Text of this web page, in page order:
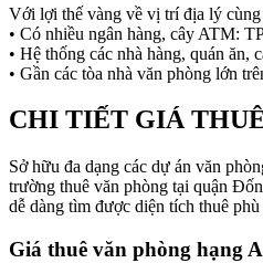
Với lợi thế vàng về vị trí địa lý cùng
• Có nhiều ngân hàng, cây ATM:
• Hệ thống các nhà hàng, quán
• Gần các tòa nhà văn phòng lớn
CHI TIẾT GIÁ
Sở hữu đa dạng các dự án văn
trường thuê văn phòng tại quận
dễ dàng tìm được diện tích thuê
Giá thuê văn phòng hạng